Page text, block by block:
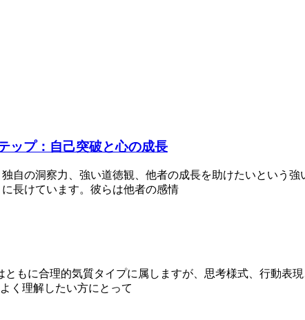
ップ：自己突破と心の成長
自の洞察力、強い道徳観、他者の成長を助けたいという
長けています。彼らは他者の感情
もに合理的気質タイプに属しますが、思考様式、行動表
く理解したい方にとって